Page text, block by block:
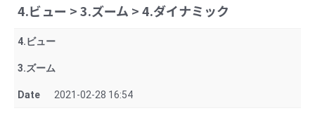
4.ビュー > 3.ズーム > 4.ダイナミック
4.ビュー
3.ズーム
Date 2021-02-28 16:54